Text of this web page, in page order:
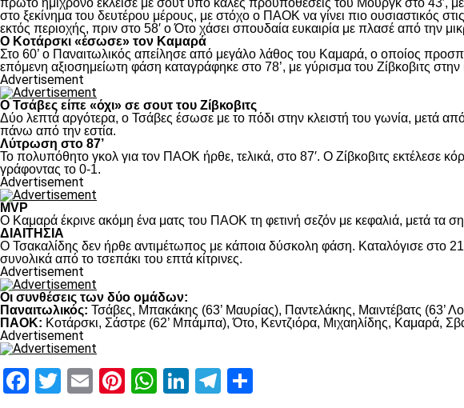
πρώτο ημίχρονο έκλεισε με σουτ υπό καλές προϋποθέσεις του Μουργκ στο 43′,
στο ξεκίνημα του δευτέρου μέρους, με στόχο ο ΠΑΟΚ να γίνει πιο ουσιαστικός
εκτός περιοχής, πριν στο 58′ ο Ότο χάσει σπουδαία ευκαιρία με πλασέ από την
Ο Κοτάρσκι «έσωσε» τον Καμαρά
Στο 60’ ο Παναιτωλικός απείλησε από μεγάλο λάθος του Καμαρά, ο οποίος
επόμενη αξιοσημείωτη φάση καταγράφηκε στο 78’, με γύρισμα του Ζίβκοβιτς
Advertisement
Ο Τσάβες είπε «όχι» σε σουτ του Ζίβκοβιτς
Δύο λεπτά αργότερα, ο Τσάβες έσωσε με το πόδι στην κλειστή του γωνία, μετά
πάνω από την εστία.
Λύτρωση στο 87’
Το πολυπόθητο γκολ για τον ΠΑΟΚ ήρθε, τελικά, στο 87′. Ο Ζίβκοβιτς εκτέλεσε
γράφοντας το 0-1.
Advertisement
MVP
Ο Καμαρά έκρινε ακόμη ένα ματς του ΠΑΟΚ τη φετινή σεζόν με κεφαλιά, μετά τα
ΔΙΑΙΤΗΣΙΑ
Ο Τσακαλίδης δεν ήρθε αντιμέτωπος με κάποια δύσκολη φάση. Καταλόγισε στο
συνολικά από το τσεπάκι του επτά κίτρινες.
Advertisement
Οι συνθέσεις των δύο ομάδων:
Παναιτωλικός: Τσάβες, Μπακάκης (63’ Μαυρίας), Παντελάκης, Μαιντέβατς (63’
ΠΑΟΚ: Κοτάρσκι, Σάστρε (62’ Μπάμπα), Ότο, Κεντζιόρα, Μιχαηλίδης, Καμαρά,
Advertisement
Facebook
Twitter
EmailPinterest
WhatsApp
LinkedIn
Telegram